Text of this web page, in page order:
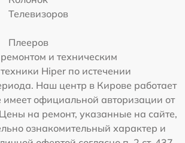
Телевизоров
Плееров
и техническим
Hiper по истечении
Наш центр в Кирове работает
имеет официальной авторизации от
на ремонт, указанные на сайте,
ознакомительный характер и